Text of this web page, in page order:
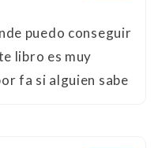
puedo conseguir
libro es muy
fa si alguien sabe